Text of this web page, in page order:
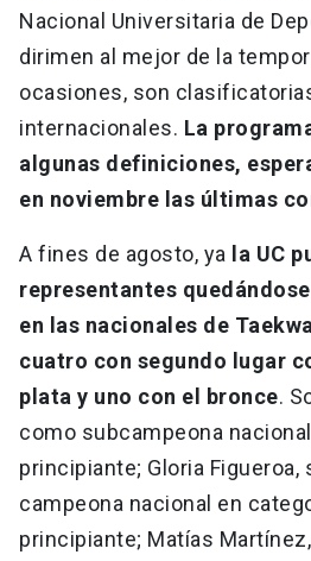
Nacional Universitaria de
dirimen al mejor de la
ocasiones, son
internacionales. La
algunas definiciones,
en noviembre las últimas
A fines de agosto, ya
la UC
representantes
en las nacionales de
cuatro con segundo lugar
plata y uno con el bronce.
como subcampeona
principiante; Gloria
campeona nacional en
principiante; Matías